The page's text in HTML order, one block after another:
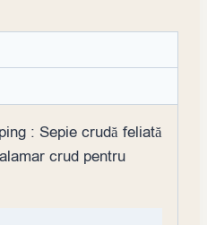
: Sepie crudă feliată
crud pentru